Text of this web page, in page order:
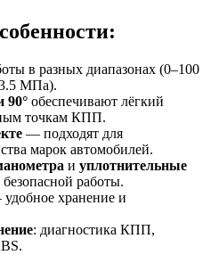
в разных диапазонах (0–100
МПа).
90° обеспечивают лёгкий
точкам КПП.
— подходят для
марок автомобилей.
и уплотнительные
работы.
хранение и
: диагностика КПП,